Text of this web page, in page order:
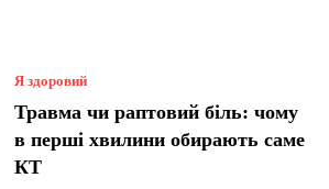
Я здоровий
Травма чи раптовий біль: чому
в перші хвилини обирають саме
КТ